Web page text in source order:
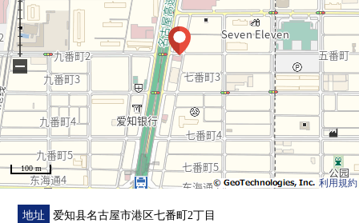
・ 在厕所，附带舒适的温水冲洗马桶座
▼翻新内容(2025年12月实施)
・组合厨房交换(附带净水器，洗碗机)
・整体卫浴交换(在浴室暖气烘干机，再加热功能)
・厕所更换(附带温水冲洗马桶座)
・盥洗台交换(在淋浴管嘴)
・门交换
・Cross，地板换新
・靠垫层换新
・鞋柜交换
利用規約
100 m
−
地址 爱知县名古屋市港区七番町2丁目